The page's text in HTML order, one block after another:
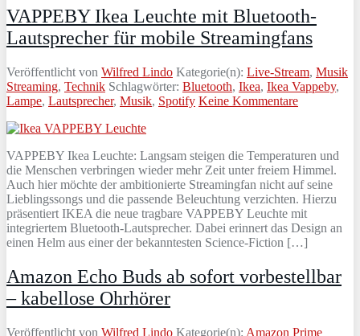
VAPPEBY Ikea Leuchte mit Bluetooth-
Lautsprecher für mobile Streamingfans
Veröffentlicht von Wilfred Lindo Kategorie(n): Live-Stream, Musik
Streaming, Technik Schlagwörter: Bluetooth, Ikea, Ikea Vappeby,
Lampe, Lautsprecher, Musik, Spotify Keine Kommentare
VAPPEBY Ikea Leuchte: Langsam steigen die Temperaturen und
die Menschen verbringen wieder mehr Zeit unter freiem Himmel.
Auch hier möchte der ambitionierte Streamingfan nicht auf seine
Lieblingssongs und die passende Beleuchtung verzichten. Hierzu
präsentiert IKEA die neue tragbare VAPPEBY Leuchte mit
integriertem Bluetooth-Lautsprecher. Dabei erinnert das Design an
einen Helm aus einer der bekanntesten Science-Fiction […]
Amazon Echo Buds ab sofort vorbestellbar
– kabellose Ohrhörer
Veröffentlicht von Wilfred Lindo Kategorie(n): Amazon Prime